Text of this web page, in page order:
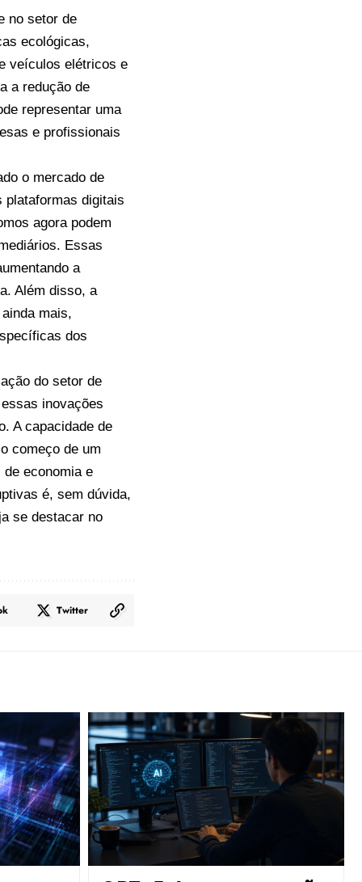
no setor de
ecológicas,
veículos elétricos e
a redução de
representar uma
e profissionais
o mercado de
plataformas digitais
agora podem
Essas
a
Além disso, a
mais,
dos
do setor de
inovações
A capacidade de
começo de um
economia e
é, sem dúvida,
se destacar no
Twitter